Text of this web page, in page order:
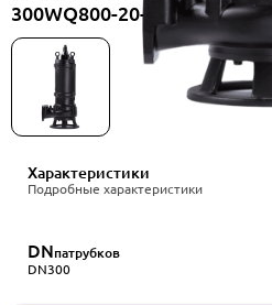
300WQ800-20-75AC(I)+TO-
Характеристики
Подробные характеристики
DNпатрубков
DN300